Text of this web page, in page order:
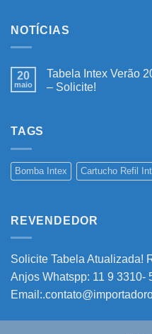
NOTÍCIAS
20
maio
Tabela Intex Verão
– Solicite!
–
A
2026
TAGS
Bomba Intex Cartucho Refil
REVENDEDOR
Solicite Tabela Atualizada!
Anjos Whatspp: 11 9 3310-